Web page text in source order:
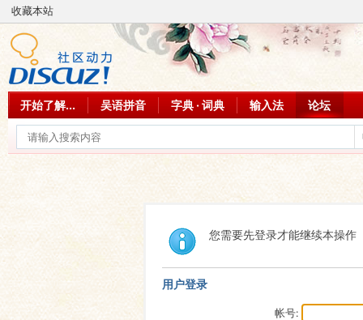
收藏本站
开始了解... 吴语拼音 字典 · 词典 输入法 论坛
您需要先登录才能继续本操作
用户登录
帐号: